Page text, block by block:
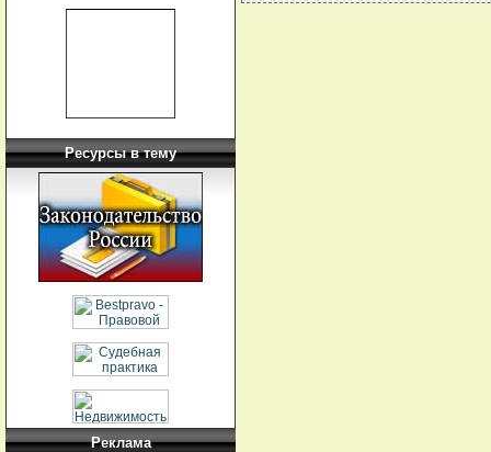
Ресурсы в тему
Реклама